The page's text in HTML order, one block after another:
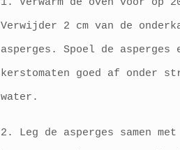
1. Verwarm de oven voor op
Verwijder 2 cm van de
asperges. Spoel de asperges
kerstomaten goed af onder
water.
2. Leg de asperges samen met